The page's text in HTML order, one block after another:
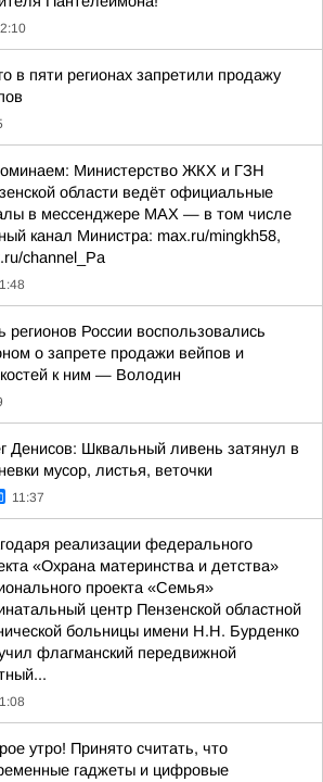
в пяти регионах запретили продажу
Министерство ЖКХ и ГЗН
области ведёт официальные
в мессенджере МАХ — в том числе
канал Министра: max.ru/mingkh58,
channel_Pa
регионов России воспользовались
о запрете продажи вейпов и
к ним — Володин
Денисов: Шквальный ливень затянул в
мусор, листья, веточки
11:37
реализации федерального
«Охрана материнства и детства»
проекта «Семья»
центр Пензенской областной
больницы имени Н.Н. Бурденко
флагманский передвижной
утро! Принято считать, что
гаджеты и цифровые